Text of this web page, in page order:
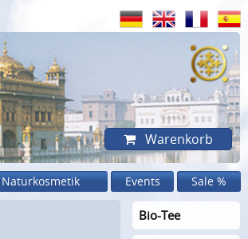
Warenkorb
Naturkosmetik Events Sale %
Bio-Tee